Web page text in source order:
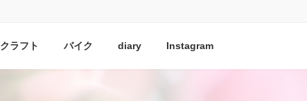
クラフト バイク diary Instagram